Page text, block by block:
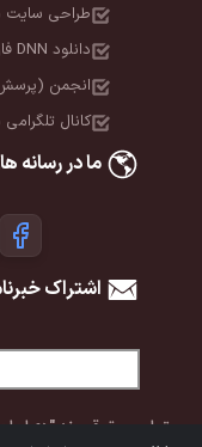
طراحی سایت
دانلود DNN فارسی
انجمن
کانال
ما در رسانه
اشتراک
تمامی حقوق برند "دی‌ان‌ان